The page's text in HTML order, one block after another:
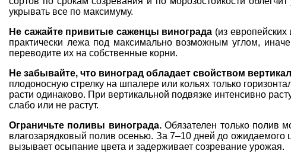
укрывать все по максимуму.
Не сажайте привитые саженцы винограда (из
практически лежа под максимально возможным углом,
переводите их на собственные корни.
Не забывайте, что виноград обладает свойством
плодоносную стрелку на шпалере или кольях только
расти одинаково. При вертикальной подвязке интенсивно
слабо или не растут.
Ограничьте поливы винограда.Обязателен только полив
влагозарядковый полив осенью. За 7–10 дней до ожидаемого
вызывает осыпание цвета и задерживает созревание урожая.